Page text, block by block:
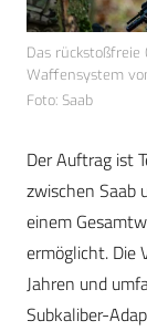
Das rückstoßfreie
Waffensystem
Foto: Saab
Der Auftrag ist
zwischen Saab
einem
ermöglicht. Die
Jahren und
Subkaliber-